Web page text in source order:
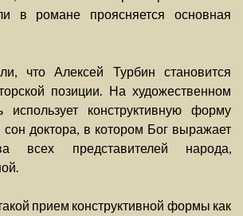
в романе проясняется основная
что Алексей Турбин становится
позиции. На художественном
использует конструктивную форму
доктора, в котором Бог выражает
всех представителей народа,
прием конструктивной формы как